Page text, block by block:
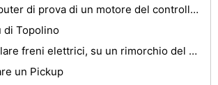
Come: computer di prova di un motore del controllo della luce in un 2004 Cavalier
di Topolino
Come installare freni elettrici, su un rimorchio del cavallo
un Pickup